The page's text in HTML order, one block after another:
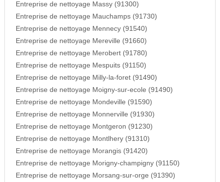
Entreprise de nettoyage Massy (91300)
Entreprise de nettoyage Mauchamps (91730)
Entreprise de nettoyage Mennecy (91540)
Entreprise de nettoyage Mereville (91660)
Entreprise de nettoyage Merobert (91780)
Entreprise de nettoyage Mespuits (91150)
Entreprise de nettoyage Milly-la-foret (91490)
Entreprise de nettoyage Moigny-sur-ecole (91490)
Entreprise de nettoyage Mondeville (91590)
Entreprise de nettoyage Monnerville (91930)
Entreprise de nettoyage Montgeron (91230)
Entreprise de nettoyage Montlhery (91310)
Entreprise de nettoyage Morangis (91420)
Entreprise de nettoyage Morigny-champigny (91150)
Entreprise de nettoyage Morsang-sur-orge (91390)